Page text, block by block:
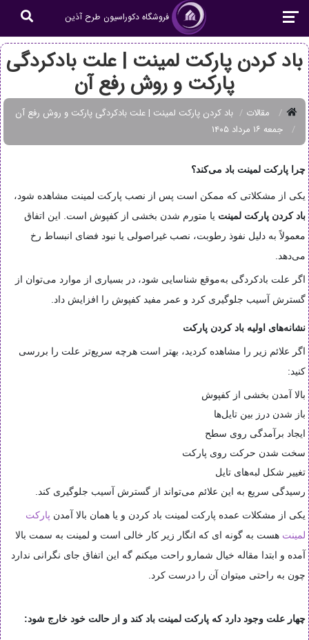
فروشگاه دکوراسیون طرح آذین
باد کردن پارکت لمینت | علت بادکردگی
پارکت و روش رفع آن
مقالات
باد کردن پارکت لمینت | علت بادکردگی پارکت و روش رفع آن
جمعه ۱۶ مرداد ۱۴۰۵
چرا پارکت لمینت باد می‌کند؟
یکی از مشکلاتی که ممکن است پس از نصب پارکت لمینت مشاهده شود،
باد کردن پارکت لمینت یا متورم شدن بخشی از کفپوش است. این اتفاق
معمولاً به دلیل نفوذ رطوبت، نصب غیراصولی یا نبود فضای انبساط رخ
می‌دهد.
اگر علت بادکردگی به‌موقع شناسایی شود، در بسیاری از موارد می‌توان از
گسترش آسیب جلوگیری کرد و عمر مفید کفپوش را افزایش داد.
نشانه‌های اولیه باد کردن پارکت
اگر علائم زیر را مشاهده کردید، بهتر است هرچه سریع‌تر علت را بررسی
کنید:
بالا آمدن بخشی از کفپوش
باز شدن درز بین تایل‌ها
ایجاد برآمدگی روی سطح
سخت شدن حرکت روی پارکت
تغییر شکل لبه‌های تایل
رسیدگی سریع به این علائم می‌تواند از گسترش آسیب جلوگیری کند.
یکی از مشکلات عمده پارکت لمینت باد کردن و یا همان بالا آمدن پارکت
لمینت هست به گونه ای که انگار زیر کار خالی است و لمینت به سمت بالا
آمده و ابتدا مقاله خیال شمارو راحت میکنم گه این اتفاق جای نگرانی ندارد
چون به راحتی میتوان آن را درست کرد.
چهار علت وجود دارد که پارکت لمینت باد کند و از حالت خود خارج شود: